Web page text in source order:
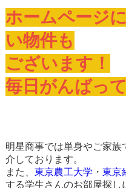
ホームページ
い物件も
ございます！
毎日がんばっ
明星商事では単身やご家族
介しております。
また、 東京農工大学 ・ 東京
する学生さんのお部屋探